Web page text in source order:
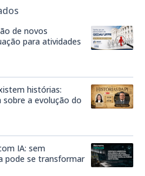
de novos
para atividades
histórias:
a evolução do
IA: sem
pode se transformar